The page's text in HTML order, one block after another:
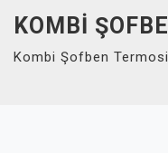
content
KOMBI
Kombi Şofben